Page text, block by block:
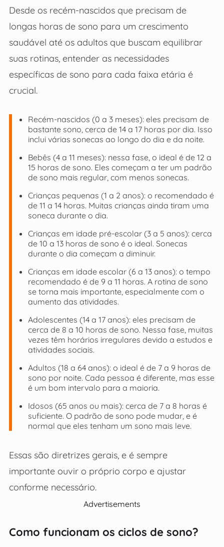
Desde os recém-nascidos que precisam de
longas horas de sono para um crescimento
saudável até os adultos que buscam equilibrar
suas rotinas, entender as necessidades
específicas de sono para cada faixa etária é
crucial.
Recém-nascidos (0 a 3 meses): eles precisam de
bastante sono, cerca de 14 a 17 horas por dia. Isso
inclui várias sonecas ao longo do dia e da noite.
Bebês (4 a 11 meses): nessa fase, o ideal é de 12 a
15 horas de sono. Eles começam a ter um padrão
de sono mais regular, com menos sonecas.
Crianças pequenas (1 a 2 anos): o recomendado é
de 11 a 14 horas. Muitas crianças ainda tiram uma
soneca durante o dia.
Crianças em idade pré-escolar (3 a 5 anos): cerca
de 10 a 13 horas de sono é o ideal. Sonecas
durante o dia começam a diminuir.
Crianças em idade escolar (6 a 13 anos): o tempo
recomendado é de 9 a 11 horas. A rotina de sono
se torna mais importante, especialmente com o
aumento das atividades.
Adolescentes (14 a 17 anos): eles precisam de
cerca de 8 a 10 horas de sono. Nessa fase, muitas
vezes têm horários irregulares devido a estudos e
atividades sociais.
Adultos (18 a 64 anos): o ideal é de 7 a 9 horas de
sono por noite. Cada pessoa é diferente, mas esse
é um bom intervalo para a maioria.
Idosos (65 anos ou mais): cerca de 7 a 8 horas é
suficiente. O padrão de sono pode mudar, e é
normal que eles tenham um sono mais leve.
Essas são diretrizes gerais, e é sempre
importante ouvir o próprio corpo e ajustar
conforme necessário.
Advertisements
Como funcionam os ciclos de sono?